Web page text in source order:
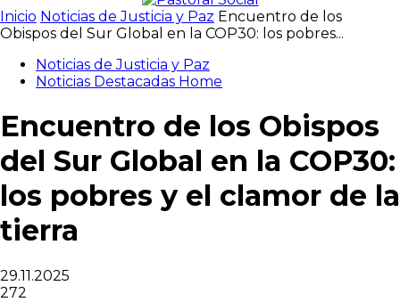
Inicio Noticias de Justicia y Paz Encuentro de los
Obispos del Sur Global en la COP30: los pobres...
Noticias de Justicia y Paz
Noticias Destacadas Home
Encuentro de los Obispos
del Sur Global en la COP30:
los pobres y el clamor de la
tierra
29.11.2025
272